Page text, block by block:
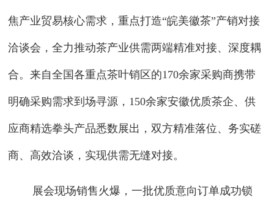
焦产业贸易核心需求，重点打造“皖美徽茶”产销对接
洽谈会，全力推动茶产业供需两端精准对接、深度耦
合。来自全国各重点茶叶销区的170余家采购商携带
明确采购需求到场寻源，150余家安徽优质茶企、供
应商精选拳头产品悉数展出，双方精准落位、务实磋
商、高效洽谈，实现供需无缝对接。
展会现场销售火爆，一批优质意向订单成功锁